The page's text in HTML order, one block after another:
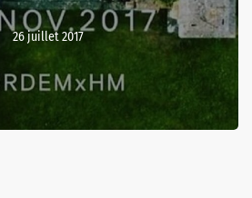
26 juillet 2017